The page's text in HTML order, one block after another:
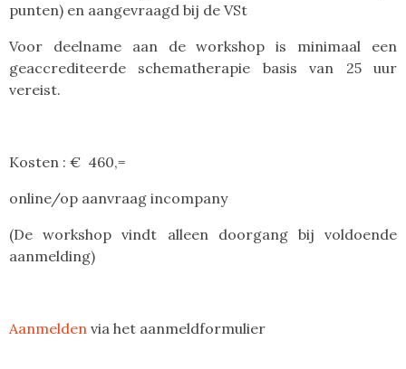
punten) en aangevraagd bij de VSt
Voor deelname aan de workshop is minimaal een
geaccrediteerde schematherapie basis van 25 uur
vereist.
Kosten : € 460,=
online/op aanvraag incompany
(De workshop vindt alleen doorgang bij voldoende
aanmelding)
Aanmelden via het aanmeldformulier